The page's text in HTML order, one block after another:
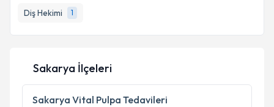
Diş Hekimi
1
Sakarya İlçeleri
Sakarya Vital Pulpa Tedavileri